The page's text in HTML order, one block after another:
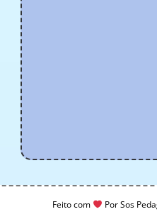
Feito com Por Sos